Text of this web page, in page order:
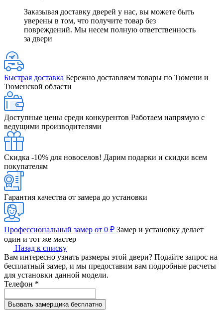
Заказывая доставку дверей у нас, вы можете быть
уверены в том, что получите товар без
повреждений. Мы несем полную ответственность
за двери
Быстрая доставка Бережно доставляем товары по Тюмени и
Тюменской области
Доступные цены среди конкурентов Работаем напрямую с
ведущими производителями
Скидка -10% для новоселов! Дарим подарки и скидки всем
покупателям
Гарантия качества от замера до установки
Профессиональный замер от 0 ₽ Замер и установку делает
один и тот же мастер
Назад к списку
Вам интересно узнать размеры этой двери? Подайте запрос на
бесплатный замер, и мы предоставим вам подробные расчеты
для установки данной модели.
Телефон *